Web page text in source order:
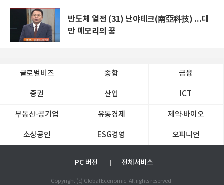
반도체 열전 (31) 난야테크(南亞科技) ...대
만 메모리의 꿈
글로벌비즈 종합 금융
증권 산업 ICT
부동산·공기업 유통경제 제약∙바이오
소상공인 ESG경영 오피니언
PC 버전 전체서비스
Copyright (c) Global Economic. All rights reserved.